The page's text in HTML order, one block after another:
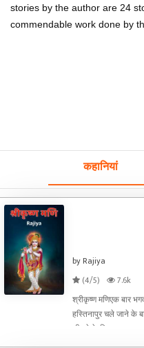
stories by the author are 24
commendable work done by
कहानियां
by Rajiya
(4/5)
7.6k
श्रीकृष्ण मणिएक बार
हस्तिनापुर चले जाने के
छीनने के लिए